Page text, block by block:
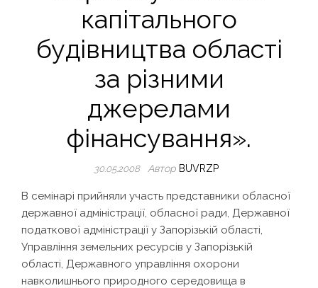
капітального
будівництва області
за різними
джерелами
фінансування».
30.05.2008 Автор BUVRZP
В семінарі прийняли участь представники обласної
державної адміністрації, обласної ради, Державної
податкової адміністрації у Запорізькій області,
Управління земельних ресурсів у Запорізькій
області, Державного управління охорони
навколишнього природного середовища в